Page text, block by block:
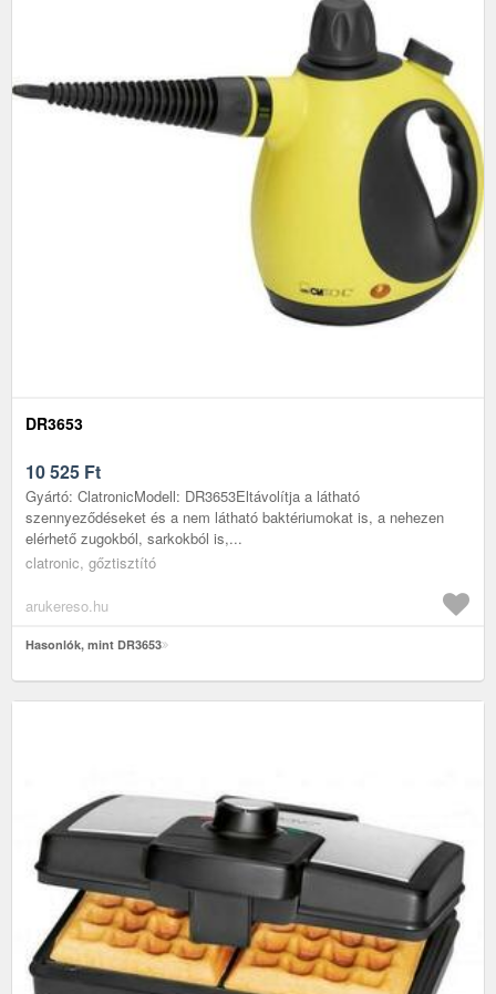
DR3653
10 525 Ft
Gyártó: ClatronicModell: DR3653Eltávolítja a látható
szennyeződéseket és a nem látható baktériumokat is, a nehezen
elérhető zugokból, sarkokból is,...
clatronic, gőztisztító
arukereso.hu
Hasonlók, mint DR3653